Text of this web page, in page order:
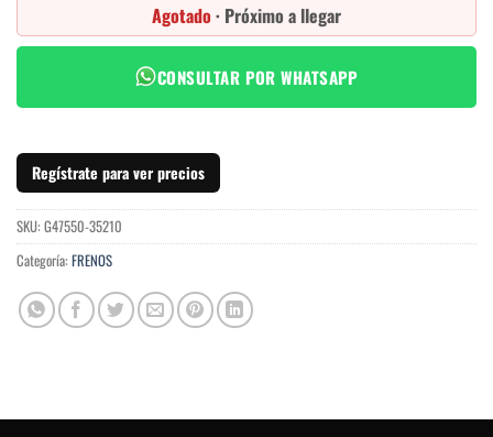
Agotado · Próximo a llegar
CONSULTAR POR WHATSAPP
Regístrate para ver precios
SKU: G47550-35210
Categoría: FRENOS